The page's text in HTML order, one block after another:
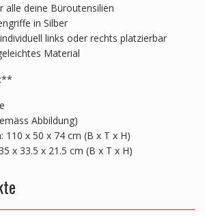
alle deine Büroutensilien
in Silber
links oder rechts platzierbar
Material
Abbildung)
110 x 50 x 74 cm (B x T x H)
x 33.5 x 21.5 cm (B x T x H)